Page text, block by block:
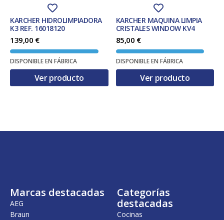
KARCHER HIDROLIMPIADORA
K3 REF. 16018120
139,00 €
DISPONIBLE EN FÁBRICA
Ver producto
KARCHER MAQUINA LIMPIA
CRISTALES WINDOW KV4
85,00 €
DISPONIBLE EN FÁBRICA
Ver producto
Marcas destacadas
AEG
Braun
Categorías
destacadas
Cocinas